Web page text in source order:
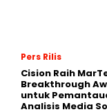
Pers Rilis
Cision Raih
Breakthrough
untuk
Analisis Media